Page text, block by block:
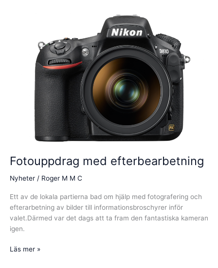
Fotouppdrag med efterbearbetning
Nyheter / Roger M M C
Ett av de lokala partierna bad om hjälp med fotografering och
efterarbetning av bilder till informationsbroschyrer inför
valet.Därmed var det dags att ta fram den fantastiska kameran
igen.
Fotouppdrag
Läs mer »